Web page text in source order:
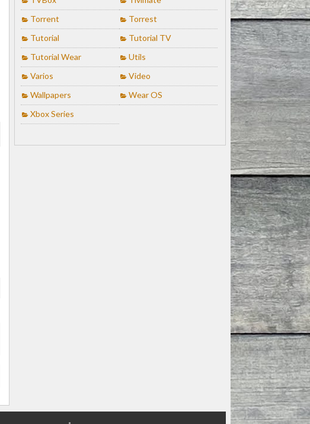
Torrent
Torrest
Tutorial
Tutorial TV
Tutorial Wear
Utils
Varios
Video
Wallpapers
Wear OS
Xbox Series